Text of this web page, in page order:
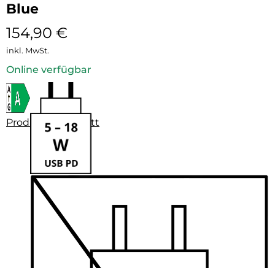
Blue
154,90 €
inkl. MwSt.
Online verfügbar
Produktdatenblatt